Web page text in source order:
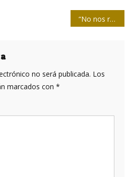
“No nos rendimos, seguimos luchando…”
no será publicada. Los
marcados con *